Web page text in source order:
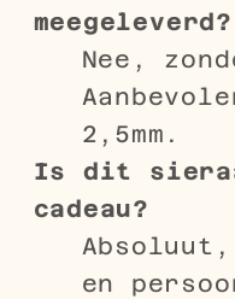
meegeleverd?
Nee,
2,5mm.
Is dit
cadeau?
en